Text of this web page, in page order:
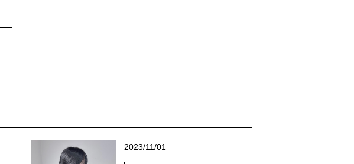
2023/11/01